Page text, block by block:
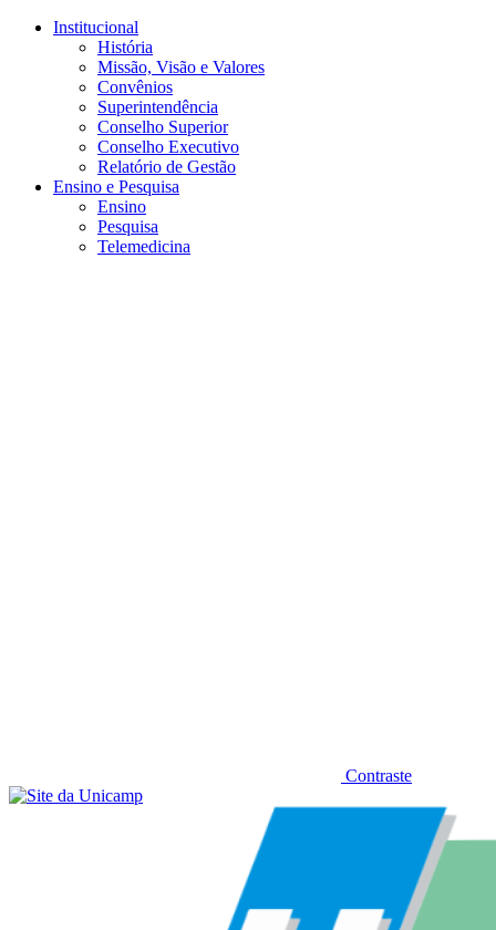
Conteúdo principal
Institucional
História
Missão, Visão e Valores
Convênios
Superintendência
Conselho Superior
Conselho Executivo
Relatório de Gestão
Ensino e Pesquisa
Ensino
Pesquisa
Telemedicina
Contraste